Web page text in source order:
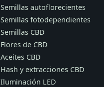
Semillas autoflorecientes
Semillas fotodependientes
Semillas CBD
Flores de CBD
Aceites CBD
Hash y extracciones CBD
Iluminación LED